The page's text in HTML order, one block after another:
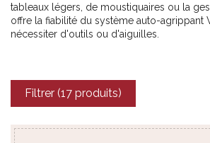
tableaux légers, de moustiquaires ou la
offre la fiabilité du système auto-agrippant
nécessiter d'outils ou d'aiguilles.
Filtrer (17 produits)